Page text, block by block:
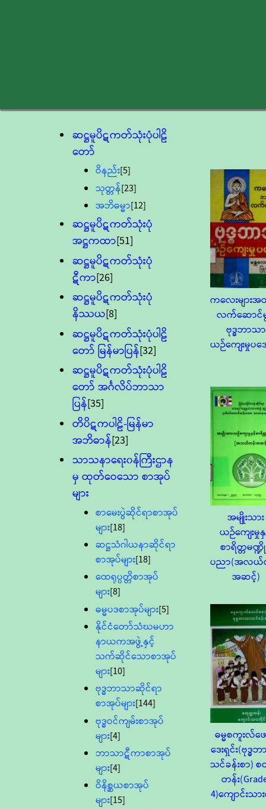
ဆဋ္ဌမူပိဋကတ်သုံးပုံပါဠိ
တော်
ဝိနည်း[5]
သုတ္တန်[23]
အဘိဓမ္မာ[12]
ဆဋ္ဌမူပိဋကတ်သုံးပုံ
အဋ္ဌကထာ[51]
ဆဋ္ဌမူပိဋကတ်သုံးပုံ
ဋီကာ[26]
ဆဋ္ဌမူပိဋကတ်သုံးပုံ
နိဿယ[8]
ဆဋ္ဌမူပိဋကတ်သုံးပုံပါဠိ
တော် မြန်မာပြန်[32]
ဆဋ္ဌမူပိဋကတ်သုံးပုံပါဠိ
တော် အင်္ဂလိပ်ဘာသာ
ပြန်[35]
တိပိဋကပါဠိ-မြန်မာ
အဘိဓာန်[23]
သာသနာရေး၀န်ကြီးဌာန
မှ ထုတ်ဝေသော စာအုပ်
များ
စာမေးပွဲဆိုင်ရာစာအုပ်
များ[18]
ဆဋ္ဌသံဂါယနာဆိုင်ရာ
စာအုပ်များ[18]
ထေရုပ္ပတ္တိစာအုပ်
များ[8]
ဓမ္မပဒစာအုပ်များ[5]
နိုင်ငံတော်သံဃမဟာ
နာယကအဖွဲ့နှင့်
သက်ဆိုင်သောစာအုပ်
များ[10]
ဗုဒ္ဓဘာသာဆိုင်ရာ
စာအုပ်များ[144]
ဗုဒ္ဓဝင်ကျမ်းစာအုပ်
များ[4]
ဘာသာဋီကာစာအုပ်
များ[4]
ဝိနိစ္ဆယစာအုပ်
များ[15]
ကလေးများ
လက်ဆောင်
ဗုဒ္ဓဘာသာ
ယဉ်ကျေးမှုပ
အမျိုးသား
ယဉ်ကျေးမှု
စာရိတ္တမဏ္
ပညာ(အလယ်
အဆင့်)
ဓမ္မစကူးလ်ဖ
ဒေးရှင်း(ဗုဒ္ဓ
သင်ခန်းစာ)
တန်း
4)ကျောင်းသ